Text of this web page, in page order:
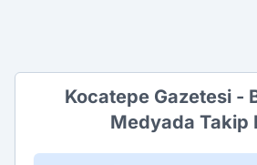
Kocatepe Gazetesi -
Medyada Takip